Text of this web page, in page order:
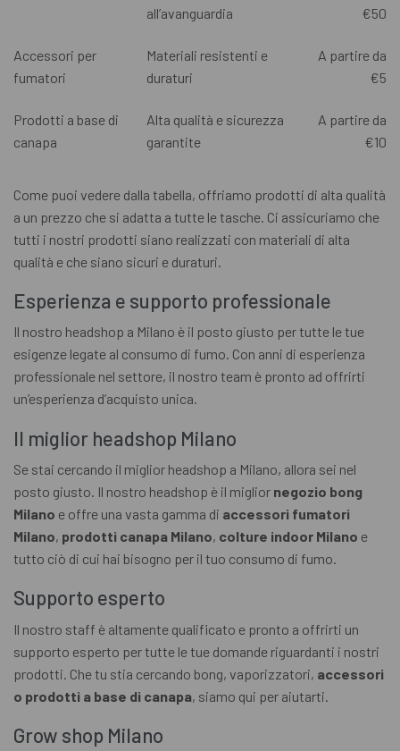
all’avanguardia
€50
Accessori per
fumatori
Materiali resistenti e
duraturi
A partire da
€5
Prodotti a base di
canapa
Alta qualità e sicurezza
garantite
A partire da
€10
Come puoi vedere dalla tabella, offriamo prodotti di alta qualità
a un prezzo che si adatta a tutte le tasche. Ci assicuriamo che
tutti i nostri prodotti siano realizzati con materiali di alta
qualità e che siano sicuri e duraturi.
Esperienza e supporto professionale
Il nostro headshop a Milano è il posto giusto per tutte le tue
esigenze legate al consumo di fumo. Con anni di esperienza
professionale nel settore, il nostro team è pronto ad offrirti
un’esperienza d’acquisto unica.
Il miglior headshop Milano
Se stai cercando il miglior headshop a Milano, allora sei nel
posto giusto. Il nostro headshop è il miglior negozio bong
Milano e offre una vasta gamma di accessori fumatori
Milano, prodotti canapa Milano, colture indoor Milano e
tutto ciò di cui hai bisogno per il tuo consumo di fumo.
Supporto esperto
Il nostro staff è altamente qualificato e pronto a offrirti un
supporto esperto per tutte le tue domande riguardanti i nostri
prodotti. Che tu stia cercando bong, vaporizzatori, accessori
o prodotti a base di canapa, siamo qui per aiutarti.
Grow shop Milano